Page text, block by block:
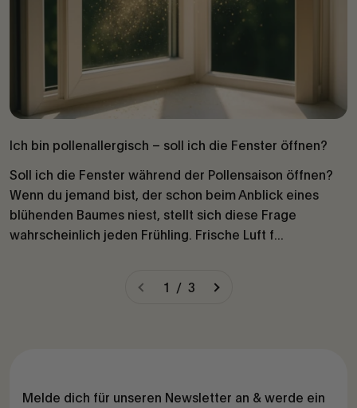
Ich bin pollenallergisch – soll ich die Fenster öffnen?
Soll ich die Fenster während der Pollensaison öffnen?
Wenn du jemand bist, der schon beim Anblick eines
blühenden Baumes niest, stellt sich diese Frage
wahrscheinlich jeden Frühling. Frische Luft f...
1 / 3
Melde dich für unseren Newsletter an & werde ein